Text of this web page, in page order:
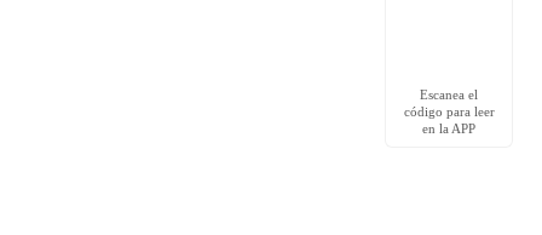
Escanea el
código para leer
en la APP